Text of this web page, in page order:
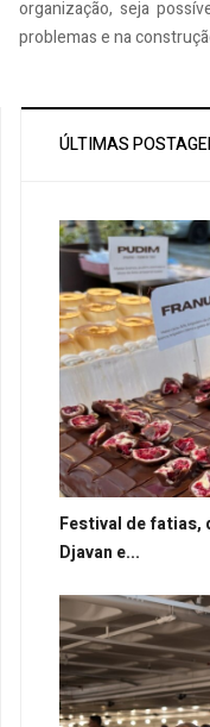
organização, seja
problemas e na
ÚLTIMAS
Festival de fatias,
Djavan e...